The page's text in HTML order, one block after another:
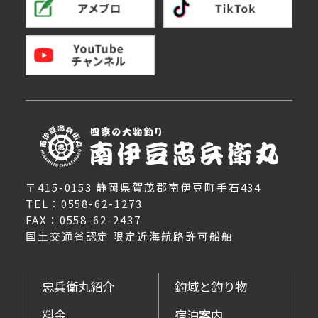
〒415-0153 静岡県賀茂郡南伊豆町手石434
TEL：0558-62-1273
FAX：0558-62-2437
国土交通省認定 限定近海航路許可船舶
忠兵衛丸紹介
釣域と釣り物